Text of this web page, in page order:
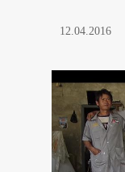
12.04.2016